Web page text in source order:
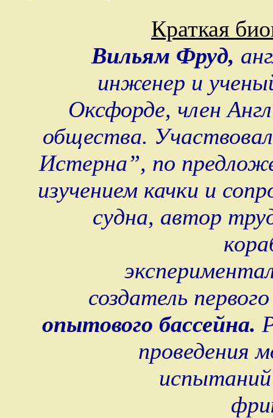
Краткая
Вильям Фруд,
инженер и
Оксфорде, член
общества.
Истерна”, по
изучением качки и
судна, автор
создатель
опытового бассейна.
проведения
испытаний